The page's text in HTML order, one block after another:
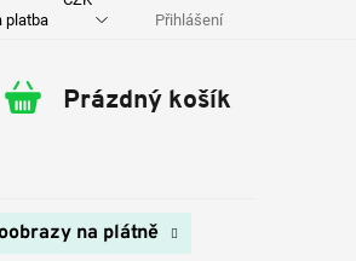
platba Kontakty Přihlášení
Nákupní
Prázdný košík
na plátně